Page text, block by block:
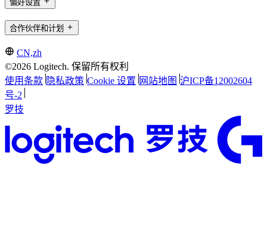
偏好设置
合作伙伴和计划
CN,zh
©2026 Logitech. 保留所有权利
使用条款 隐私政策 Cookie 设置 网站地图 沪ICP备12002604
号-2
罗技